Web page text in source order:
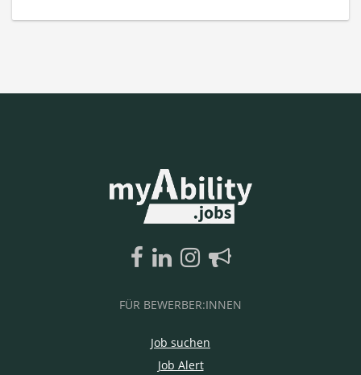
FÜR BEWERBER:INNEN
Job suchen
Job Alert